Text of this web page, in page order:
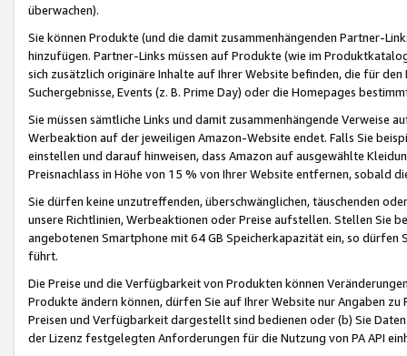
überwachen).
Sie können Produkte (und die damit zusammenhängenden Partner-
hinzufügen. Partner-Links müssen auf Produkte (wie im
sich zusätzlich originäre Inhalte auf Ihrer Website befinden, die für
Suchergebnisse, Events (z. B. Prime Day) oder die Homepages
Sie müssen sämtliche Links und damit zusammenhängende
Werbeaktion auf der jeweiligen Amazon-Website endet. Falls Sie
einstellen und darauf hinweisen, dass Amazon auf ausgewählte
Preisnachlass in Höhe von 15 % von Ihrer Website entfernen, sobald
Sie dürfen keine unzutreffenden, überschwänglichen, täuschenden
unsere Richtlinien, Werbeaktionen oder Preise aufstellen. Stellen Sie
angebotenen Smartphone mit 64 GB Speicherkapazität ein, so dürfen
führt.
Die Preise und die Verfügbarkeit von Produkten können
Produkte ändern können, dürfen Sie auf Ihrer Website nur Angaben
Preisen und Verfügbarkeit dargestellt sind bedienen oder (b) Sie
der Lizenz festgelegten Anforderungen für die Nutzung von PA API